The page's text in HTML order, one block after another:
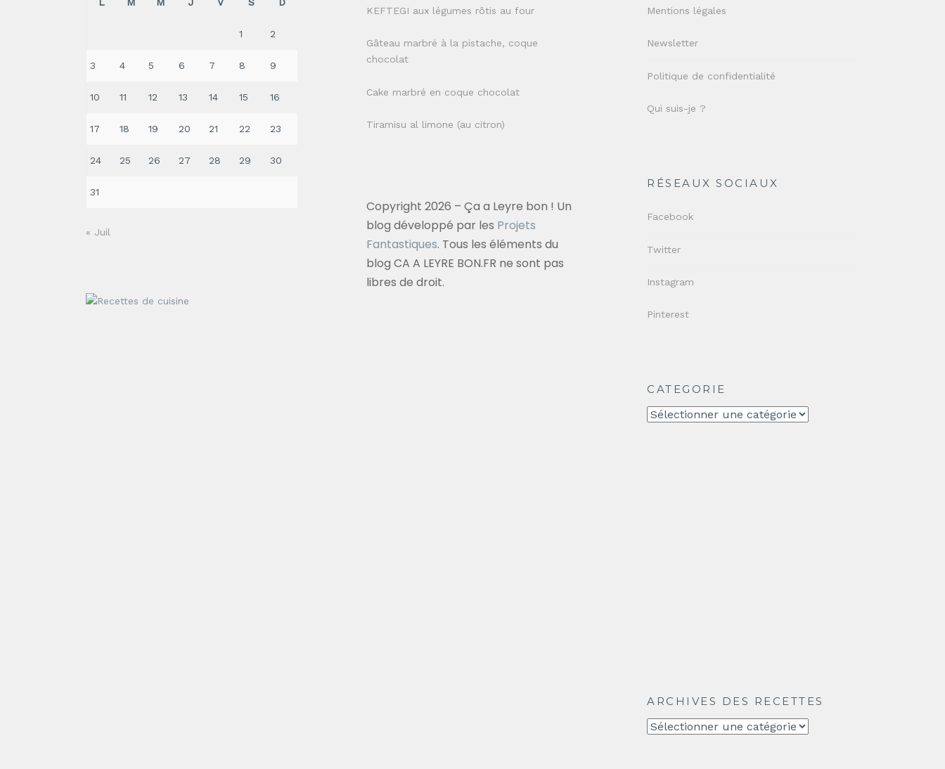
1 2
3 4 5 6 7 8 9
10 11 12 13 14 15 16
17 18 19 20 21 22 23
24 25 26 27 28 29 30
31
« Juil
KEFTEGI aux légumes rôtis au four
Gâteau marbré à la pistache, coque
chocolat
Cake marbré en coque chocolat
Tiramisu al limone (au citron)
Copyright 2026 – Ça a Leyre bon ! Un
blog développé par les Projets
Fantastiques. Tous les éléments du
blog CA A LEYRE BON.FR ne sont pas
libres de droit.
Mentions légales
Newsletter
Politique de confidentialité
Qui suis-je ?
RÉSEAUX SOCIAUX
Facebook
Twitter
Instagram
Pinterest
CATEGORIE
CATEGORIE
ARCHIVES DES RECETTES
Archives